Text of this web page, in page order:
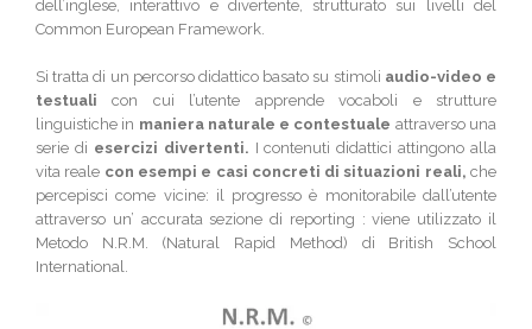
dell’inglese, interattivo e divertente, strutturato sui livelli del
Common European Framework.
Si tratta di un percorso didattico basato su stimoli audio-video e
testuali con cui l’utente apprende vocaboli e strutture
linguistiche in maniera naturale e contestuale attraverso una
serie di esercizi divertenti. I contenuti didattici attingono alla
vita reale con esempi e casi concreti di situazioni reali,che
percepisci come vicine: il progresso è monitorabile dall’utente
attraverso un’ accurata sezione di reporting : viene utilizzato il
Metodo N.R.M. (Natural Rapid Method) di British School
International.